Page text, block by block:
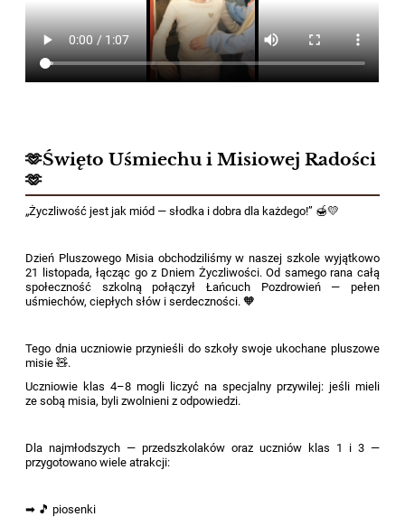
🫶Święto Uśmiechu i Misiowej Radości
🫶
„Życzliwość jest jak miód — słodka i dobra dla każdego!” 🍯💛
Dzień Pluszowego Misia obchodziliśmy w naszej szkole wyjątkowo
21 listopada, łącząc go z Dniem Życzliwości. Od samego rana całą
społeczność szkolną połączył Łańcuch Pozdrowień — pełen
uśmiechów, ciepłych słów i serdeczności. 🧡
Tego dnia uczniowie przynieśli do szkoły swoje ukochane pluszowe
misie 🧸.
Uczniowie klas 4–8 mogli liczyć na specjalny przywilej: jeśli mieli
ze sobą misia, byli zwolnieni z odpowiedzi.
Dla najmłodszych — przedszkolaków oraz uczniów klas 1 i 3 —
przygotowano wiele atrakcji:
➡ 🎵 piosenki